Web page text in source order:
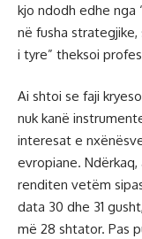
kjo ndodh edhe nga
në fusha
i tyre” theksoi
Ai shtoi se faji
nuk kanë
interesat e
evropiane.
renditen vetëm
data 30 dhe 31
më 28 shtator. Pas